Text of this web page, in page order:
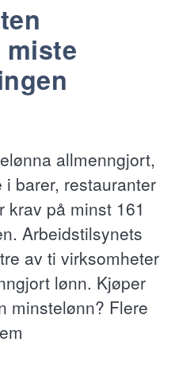
allmenngjort,
barer, restauranter
krav på minst 161
Arbeidstilsynets
av ti virksomheter
lønn. Kjøper
minstelønn? Flere